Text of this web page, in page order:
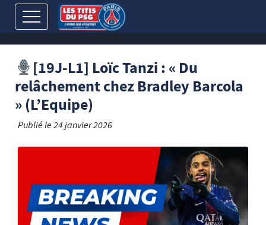
[19J-L1] Loïc Tanzi : « Du
relâchement chez Bradley Barcola
» (L’Equipe)
Publié le24 janvier 2026